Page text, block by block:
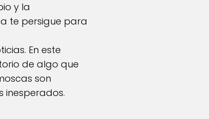
y la
te persigue para
En este
de algo que
son
inesperados.